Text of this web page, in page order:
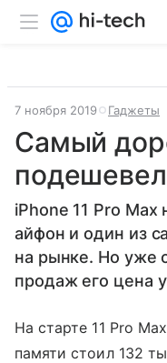
7 ноября 2019 Гаджеты
Самый
iPhone 11 Pro
айфон и один из
на рынке. Но уже
продаж его цена
На старте 11 Pro
памяти стоил 132